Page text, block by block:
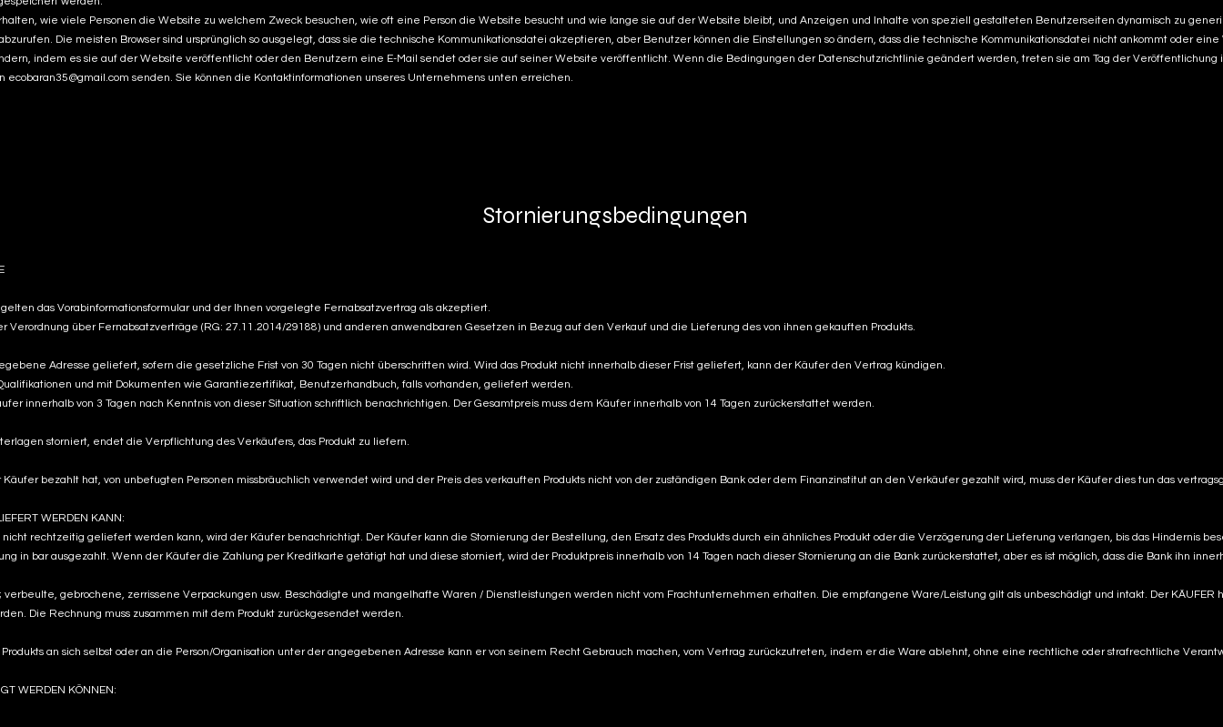
wie viele Personen die Website zu welchem ​​Zweck besuchen, wie oft eine Person die Website besucht und wie lange sie auf der Website bleibt, und Anzeigen und Inhalte von speziell gestalteten Benutzerseiten dynamisch zu
Die meisten Browser sind ursprünglich so ausgelegt, dass sie die technische Kommunikationsdatei akzeptieren, aber Benutzer können die Einstellungen so ändern, dass die technische Kommunikationsdatei nicht ankommt oder
indem es sie auf der Website veröffentlicht oder den Benutzern eine E-Mail sendet oder sie auf seiner Website veröffentlicht. Wenn die Bedingungen der Datenschutzrichtlinie geändert werden, treten sie am Tag der Veröffentlichung
ecobaran35@gmail.com senden. Sie können die Kontaktinformationen unseres Unternehmens unten erreichen.
Stornierungsbedingungen
das Vorabinformationsformular und der Ihnen vorgelegte Fernabsatzvertrag als akzeptiert.
über Fernabsatzverträge (RG: 27.11.2014/29188) und anderen anwendbaren Gesetzen in Bezug auf den Verkauf und die Lieferung des von ihnen gekauften Produkts.
Adresse geliefert, sofern die gesetzliche Frist von 30 Tagen nicht überschritten wird. Wird das Produkt nicht innerhalb dieser Frist geliefert, kann der Käufer den Vertrag kündigen.
und mit Dokumenten wie Garantiezertifikat, Benutzerhandbuch, falls vorhanden, geliefert werden.
innerhalb von 3 Tagen nach Kenntnis von dieser Situation schriftlich benachrichtigen. Der Gesamtpreis muss dem Käufer innerhalb von 14 Tagen zurückerstattet werden.
storniert, endet die Verpflichtung des Verkäufers, das Produkt zu liefern.
bezahlt hat, von unbefugten Personen missbräuchlich verwendet wird und der Preis des verkauften Produkts nicht von der zuständigen Bank oder dem Finanzinstitut an den Verkäufer gezahlt wird, muss der Käufer dies tun das
WERDEN KANN:
rechtzeitig geliefert werden kann, wird der Käufer benachrichtigt. Der Käufer kann die Stornierung der Bestellung, den Ersatz des Produkts durch ein ähnliches Produkt oder die Verzögerung der Lieferung verlangen, bis das Hindernis
in bar ausgezahlt. Wenn der Käufer die Zahlung per Kreditkarte getätigt hat und diese storniert, wird der Produktpreis innerhalb von 14 Tagen nach dieser Stornierung an die Bank zurückerstattet, aber es ist möglich, dass die Bank ihn
gebrochene, zerrissene Verpackungen usw. Beschädigte und mangelhafte Waren / Dienstleistungen werden nicht vom Frachtunternehmen erhalten. Die empfangene Ware/Leistung gilt als unbeschädigt und intakt. Der
Die Rechnung muss zusammen mit dem Produkt zurückgesendet werden.
an sich selbst oder an die Person/Organisation unter der angegebenen Adresse kann er von seinem Recht Gebrauch machen, vom Vertrag zurückzutreten, indem er die Ware ablehnt, ohne eine rechtliche oder strafrechtliche
WERDEN KÖNNEN: